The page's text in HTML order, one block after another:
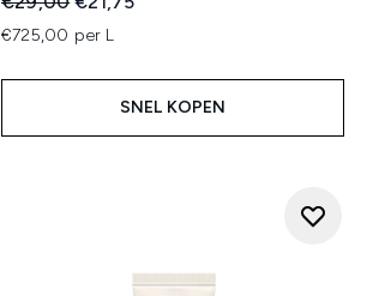
€725,00 per L
SNEL KOPEN